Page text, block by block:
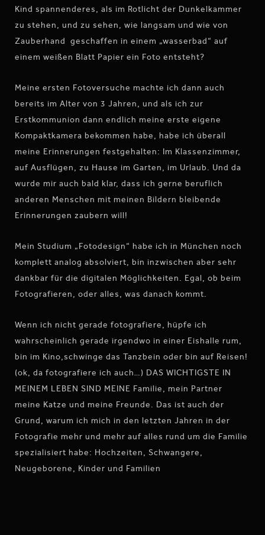
Kind spannenderes, als im Rotlicht der Dunkelkammer
zu stehen, und zu sehen, wie langsam und wie von
Zauberhand geschaffen in einem „wasserbad“ auf
einem weißen Blatt Papier ein Foto entsteht?
Meine ersten Fotoversuche machte ich dann auch
bereits im Alter von 3 Jahren, und als ich zur
Erstkommunion dann endlich meine erste eigene
Kompaktkamera bekommen habe, habe ich überall
meine Erinnerungen festgehalten: Im Klassenzimmer,
auf Ausflügen, zu Hause im Garten, im Urlaub. Und da
wurde mir auch bald klar, dass ich gerne beruflich
anderen Menschen mit meinen Bildern bleibende
Erinnerungen zaubern will!
Mein Studium „Fotodesign“ habe ich in München noch
komplett analog absolviert, bin inzwischen aber sehr
dankbar für die digitalen Möglichkeiten. Egal, ob beim
Fotografieren, oder alles, was danach kommt.
Wenn ich nicht gerade fotografiere, hüpfe ich
wahrscheinlich gerade irgendwo in einer Eishalle rum,
bin im Kino,schwinge das Tanzbein oder bin auf Reisen!
(ok, da fotografiere ich auch…) DAS WICHTIGSTE IN
MEINEM LEBEN SIND MEINE Familie, mein Partner
meine Katze und meine Freunde. Das ist auch der
Grund, warum ich mich in den letzten Jahren in der
Fotografie mehr und mehr auf alles rund um die Familie
spezialisiert habe: Hochzeiten, Schwangere,
Neugeborene, Kinder und Familien